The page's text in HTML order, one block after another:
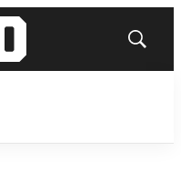
Mostrar